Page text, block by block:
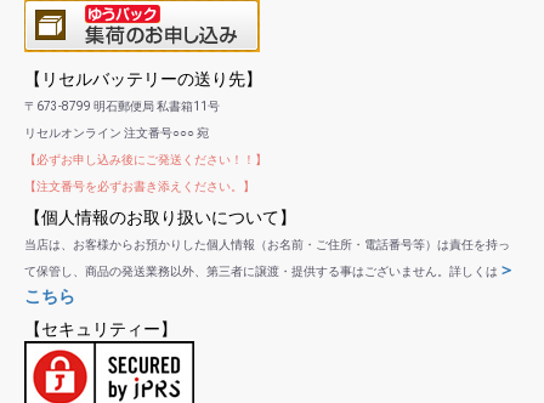
【リセルバッテリーの送り先】
〒673-8799 明石郵便局 私書箱11号
リセルオンライン 注文番号○○○ 宛
【必ずお申し込み後にご発送ください！！】
【注文番号を必ずお書き添えください。】
【個人情報のお取り扱いについて】
当店は、お客様からお預かりした個人情報（お名前・ご住所・電話番号等）は責任を持っ
て保管し、商品の発送業務以外、第三者に譲渡・提供する事はございません。詳しくは ＞
こちら
【セキュリティー】